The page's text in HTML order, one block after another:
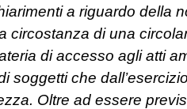
a riguardo della
di una
di accesso agli atti
soggetti che
Oltre ad essere